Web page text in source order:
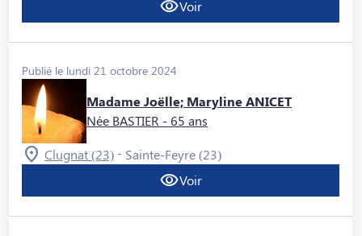
Voir
Publié le lundi 21 octobre 2024
Madame Joëlle; Maryline ANICET
Née BASTIER - 65 ans
Clugnat (23) - Sainte-Feyre (23)
Voir